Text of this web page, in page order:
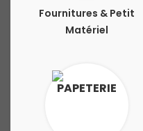
Fournitures & Petit
Matériel